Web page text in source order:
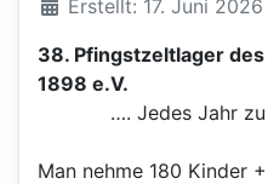
DetailsErstellt: 17. Juni 2026
38. Pfingstzeltlager
1898 e.V.
…. Jedes Jahr zu
Man nehme 180 Kinder